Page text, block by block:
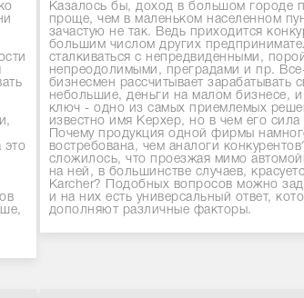
это
Казалось бы, доход в большом городе
проще, чем в маленьком населенном
зачастую не так. Ведь приходится
большим числом других
сталкиваться с непредвиденными,
непреодолимыми, преградами и пр.
бизнесмен рассчитывает зарабатывать
небольшие, деньги на малом бизнесе,
ключ - одно из самых приемлемых
известно имя Керхер, но в чем его
Почему продукция одной фирмы
востребована, чем аналоги
сложилось, что проезжая мимо
на ней, в большинстве случаев,
Karcher? Подобных вопросов можно
и на них есть универсальный ответ,
дополняют различные факторы.